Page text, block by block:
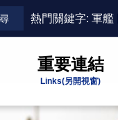
熱門關鍵字: 軍艦
重要連結
Links(另開視窗)